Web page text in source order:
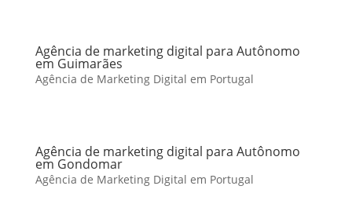
Agência de marketing digital para Autônomo
em Guimarães
Agência de Marketing Digital em Portugal
Agência de marketing digital para Autônomo
em Gondomar
Agência de Marketing Digital em Portugal